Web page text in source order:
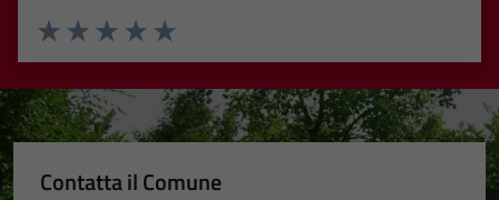
Valuta 5 stelle su 5
Valuta 4 stelle su 5
Valuta 3 stelle su 5
Valuta 2 stelle su 5
Valuta 1 stelle su 5
Contatta il Comune